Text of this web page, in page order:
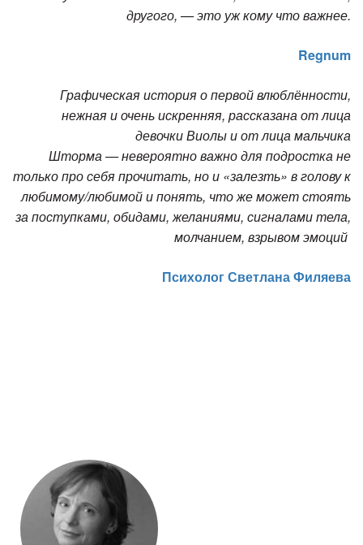
другого, — это уж кому что важнее.
Regnum
Графическая история о первой влюблённости,
нежная и очень искренняя, рассказана от лица
девочки Виолы и от лица мальчика
Шторма —невероятно важно для подростка не
только про себя прочитать, но и «залезть» в голову к
любимому/любимой и понять, что же может стоять
за поступками, обидами, желаниями, сигналами тела,
молчанием, взрывом эмоций
Психолог Светлана Филяева